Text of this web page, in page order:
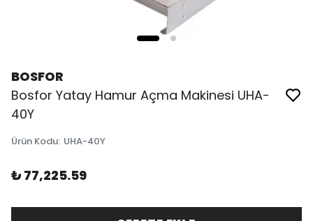
BOSFOR
Bosfor Yatay Hamur Açma Makinesi UHA-
40Y
Ürün Kodu: UHA-40Y
₺ 77,225.59